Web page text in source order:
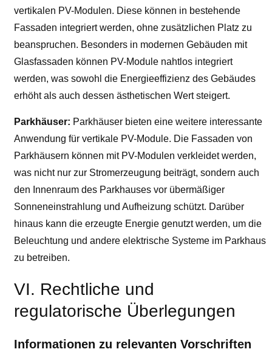
vertikalen PV-Modulen. Diese können in bestehende
Fassaden integriert werden, ohne zusätzlichen Platz zu
beanspruchen. Besonders in modernen Gebäuden mit
Glasfassaden können PV-Module nahtlos integriert
werden, was sowohl die Energieeffizienz des Gebäudes
erhöht als auch dessen ästhetischen Wert steigert.
Parkhäuser: Parkhäuser bieten eine weitere interessante
Anwendung für vertikale PV-Module. Die Fassaden von
Parkhäusern können mit PV-Modulen verkleidet werden,
was nicht nur zur Stromerzeugung beiträgt, sondern auch
den Innenraum des Parkhauses vor übermäßiger
Sonneneinstrahlung und Aufheizung schützt. Darüber
hinaus kann die erzeugte Energie genutzt werden, um die
Beleuchtung und andere elektrische Systeme im Parkhaus
zu betreiben.
VI. Rechtliche und
regulatorische Überlegungen
Informationen zu relevanten Vorschriften